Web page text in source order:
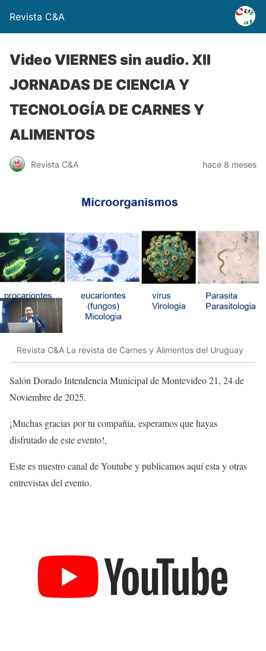
Revista C&A
Video VIERNES sin audio. XII
JORNADAS DE CIENCIA Y
TECNOLOGÍA DE CARNES Y
ALIMENTOS
Revista C&A hace 8 meses
Revista C&A La revista de Carnes y Alimentos del Uruguay
Salón Dorado Intendencia Municipal de Montevideo 21, 24 de
Noviembre de 2025.
¡Muchas gracias por tu compañía, esperamos que hayas
disfrutado de este evento!,
Este es nuestro canal de Youtube y publicamos aquí esta y otras
entrevistas del evento.